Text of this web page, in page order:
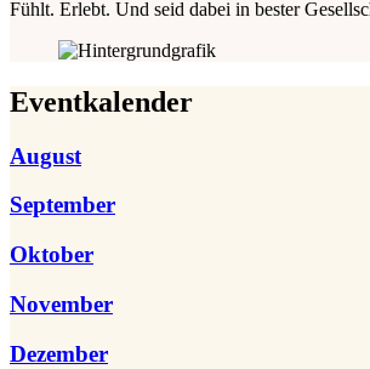
Fühlt. Erlebt. Und seid dabei in bester
Eventkalender
August
September
Oktober
November
Dezember